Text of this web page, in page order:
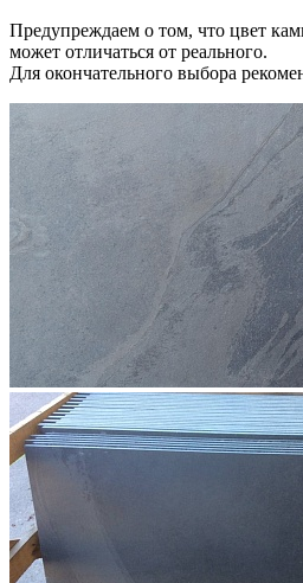
Предупреждаем о том, что цвет
может отличаться от реального.
Для окончательного выбора